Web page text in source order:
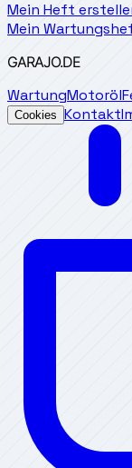
Mein Heft
Mein
GARAJO.DE
WartungMotoröl
Cookies Kontakt